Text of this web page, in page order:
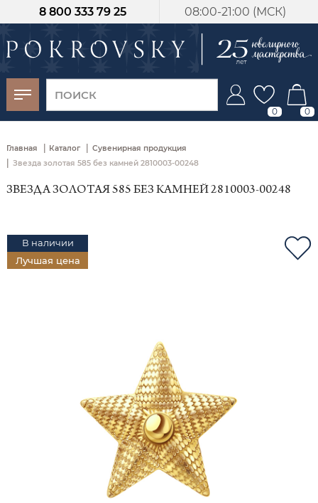
08:00-21:00 (МСК)
8 800 333 79 25
0 0
Главная | Каталог | Сувенирная продукция
| Звезда золотая 585 без камней 2810003-00248
ЗВЕЗДА ЗОЛОТАЯ 585 БЕЗ КАМНЕЙ 2810003-00248
В наличии
Лучшая цена
-30%
от 15 дней с
момента оплаты